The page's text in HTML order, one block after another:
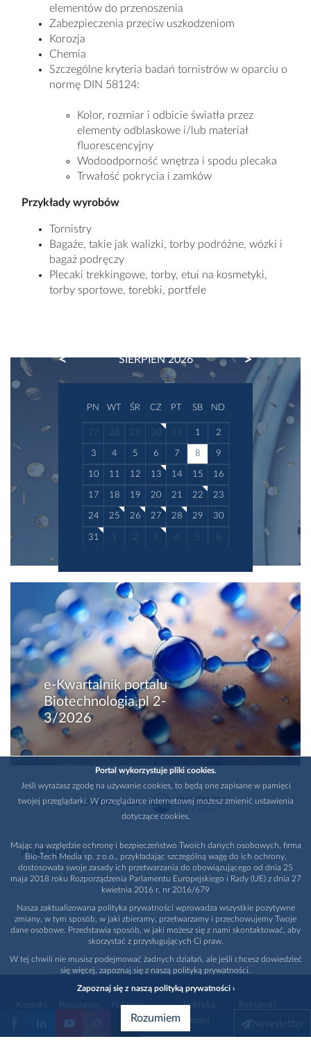
elementów do przenoszenia
Zabezpieczenia przeciw uszkodzeniom
Korozja
Chemia
Szczególne kryteria badań tornistrów w oparciu o
normę DIN 58124:
Kolor, rozmiar i odbicie światła przez
elementy odblaskowe i/lub materiał
fluorescencyjny
Wodoodporność wnętrza i spodu plecaka
Trwałość pokrycia i zamków
Przykłady wyrobów
Tornistry
Bagaże, takie jak walizki, torby podróżne, wózki i
bagaż podręczy
Plecaki trekkingowe, torby, etui na kosmetyki,
torby sportowe, torebki, portfele
SIERPIEŃ 2026
PREVIOUS NEXT
PN WT ŚR CZ PT SB ND
27 28 29 30 31 1 2
3 4 5 6 7 8 9
10 11 12 13 14 15 16
17 18 19 20 21 22 23
24 25 26 27 28 29 30
31 1 2 3 4 5 6
e-Kwartalnik portalu
Biotechnologia.pl 2-
3/2026
WYDAWCA
PARTNERZY
Polityka
prywatności
Polityka
promocja
Portal wykorzystuje pliki cookies.
Jeśli wyrażasz zgodę na używanie cookies, to będą one zapisane w pamięci
twojej przeglądarki. W przeglądarce internetowej możesz zmienić ustawienia
dotyczące cookies.
Mając na względzie ochronę i bezpieczeństwo Twoich danych osobowych, firma
Bio-Tech Media sp. z o.o., przykładając szczególną wagę do ich ochrony,
dostosowała swoje zasady ich przetwarzania do obowiązującego od dnia 25
maja 2018 roku Rozporządzenia Parlamentu Europejskiego i Rady (UE) z dnia 27
kwietnia 2016 r. nr 2016/679
Nasza zaktualizowana polityka prywatności wprowadza wszystkie pozytywne
zmiany, w tym sposób, w jaki zbieramy, przetwarzamy i przechowujemy Twoje
dane osobowe. Przedstawia sposób, w jaki możesz się z nami skontaktować, aby
skorzystać z przysługujących Ci praw.
W tej chwili nie musisz podejmować żadnych działań, ale jeśli chcesz dowiedzieć
się więcej, zapoznaj się z naszą polityką prywatności.
Zapoznaj się z naszą polityką prywatności ›
Rozumiem Newsletter